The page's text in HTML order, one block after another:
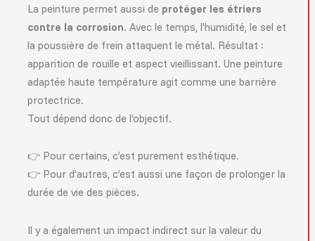
La peinture permet aussi de protéger les étriers
contre la corrosion. Avec le temps, l’humidité, le sel et
la poussière de frein attaquent le métal. Résultat :
apparition de rouille et aspect vieillissant. Une peinture
adaptée haute température agit comme une barrière
protectrice.
Tout dépend donc de l’objectif.
👉 Pour certains, c’est purement esthétique.
👉 Pour d’autres, c’est aussi une façon de prolonger la
durée de vie des pièces.
Il y a également un impact indirect sur la valeur du